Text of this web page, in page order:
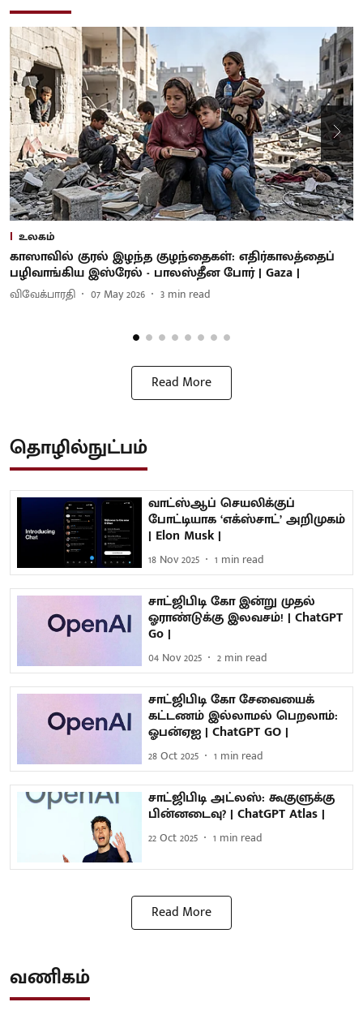
உலகம்
காஸாவில் குரல் இழந்த குழந்தைகள்: எதிர்காலத்தைப்
பழிவாங்கிய இஸ்ரேல் - பாலஸ்தீன போர் | Gaza |
விவேக்பாரதி 07 May 2026 3 min read
Read More
தொழில்நுட்பம்
வாட்ஸ்ஆப் செயலிக்குப்
போட்டியாக ‘எக்ஸ்சாட்’ அறிமுகம்
| Elon Musk |
18 Nov 2025 1 min read
சாட்ஜிபிடி கோ இன்று முதல்
ஓராண்டுக்கு இலவசம்! | ChatGPT
Go |
04 Nov 2025 2 min read
சாட்ஜிபிடி கோ சேவையைக்
கட்டணம் இல்லாமல் பெறலாம்:
ஓபன்ஏஐ | ChatGPT GO |
28 Oct 2025 1 min read
சாட்ஜிபிடி அட்லஸ்: கூகுளுக்கு
பின்னடைவு? | ChatGPT Atlas |
22 Oct 2025 1 min read
Read More
வணிகம்